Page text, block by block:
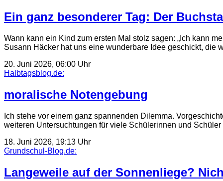
Ein ganz besonderer Tag: Der
Wann kann ein Kind zum ersten Mal stolz sagen: „Ich kann
Susann Häcker hat uns eine wunderbare Idee geschickt, die
20. Juni 2026, 06:00 Uhr
Halbtagsblog.de:
moralische Notengebung
Ich stehe vor einem ganz spannenden Dilemma.
weiteren Untersuchtungen für viele Schülerinnen und
18. Juni 2026, 19:13 Uhr
Grundschul-Blog.de:
Langeweile auf der Sonnenliege?